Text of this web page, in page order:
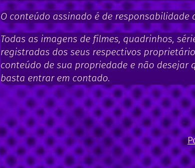
O conteúdo assinado é de responsabilidade
Todas as imagens de filmes, quadrinhos,
registradas dos seus respectivos
conteúdo de sua propriedade e não desejar
basta entrar em contado.